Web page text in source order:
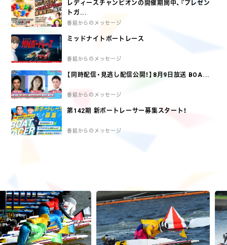
レディースチャンピオンの開催期間中、『プレゼン
トガ...
番組からのメッセージ
ミッドナイトボートレース
番組からのメッセージ
【同時配信・見逃し配信公開！】8月9日放送 BOA...
番組からのメッセージ
第142期 新ボートレーサー募集スタート！
番組からのメッセージ